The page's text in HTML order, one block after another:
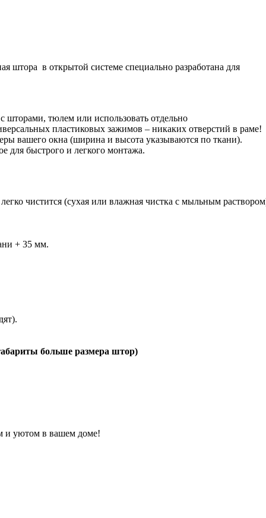
штора в открытой системе специально разработана для
тюлем или использовать отдельно
пластиковых зажимов – никаких отверстий в раме!
вашего окна (ширина и высота указываются по ткани).
для быстрого и легкого монтажа.
чистится (сухая или влажная чистка с мыльным
+ 35 мм.
больше размера штор)
и уютом в вашем доме!